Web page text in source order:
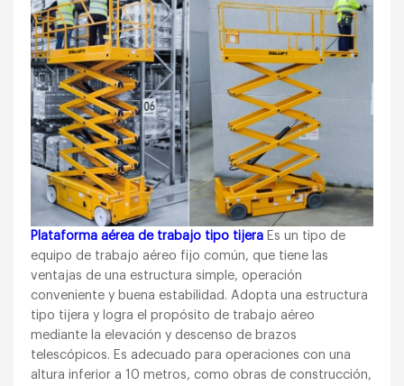
Plataforma aérea de trabajo tipo tijera Es un tipo de
equipo de trabajo aéreo fijo común, que tiene las
ventajas de una estructura simple, operación
conveniente y buena estabilidad. Adopta una estructura
tipo tijera y logra el propósito de trabajo aéreo
mediante la elevación y descenso de brazos
telescópicos. Es adecuado para operaciones con una
altura inferior a 10 metros, como obras de construcción,